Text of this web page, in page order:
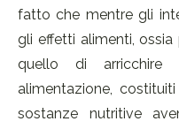
fatto che mentre gli
gli effetti alimenti,
quello di arricchire
alimentazione,
sostanze nutritive